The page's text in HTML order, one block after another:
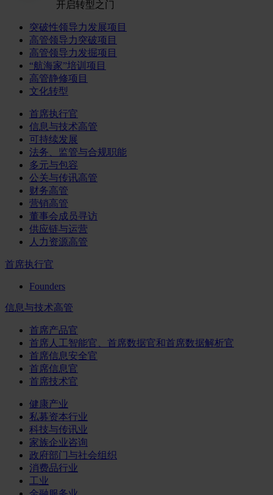
开启转型之门
突破性领导力发展项目
高管领导力突破项目
高管领导力发掘项目
“航海家”培训项目
高管静修项目
文化转型
首席执行官
信息与技术高管
可持续发展
法务、监管与合规职能
多元与包容
公关与传讯高管
财务高管
营销高管
董事会成员寻访
供应链与运营
人力资源高管
首席执行官
Founders
信息与技术高管
首席产品官
首席人工智能官、首席数据官和首席数据解析官
首席信息安全官
首席信息官
首席技术官
健康产业
私募资本行业
科技与传讯业
家族企业咨询
政府部门与社会组织
消费品行业
工业